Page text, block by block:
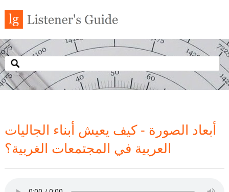
أبعاد الصورة - كيف يعيش أبناء الجاليات
العربية في المجتمعات الغربية؟